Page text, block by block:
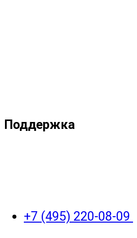
Поддержка
+7 (495) 220-08-09